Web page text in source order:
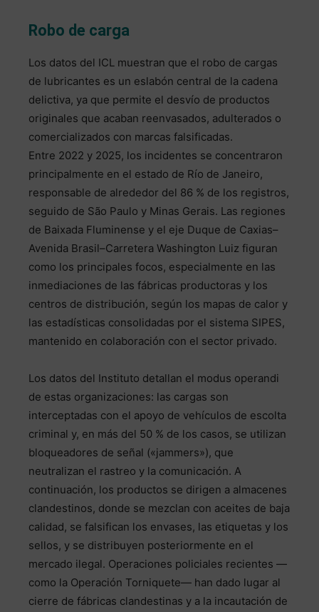
Robo de carga
Los datos del ICL muestran que el robo de cargas
de lubricantes es un eslabón central de la cadena
delictiva, ya que permite el desvío de productos
originales que acaban reenvasados, adulterados o
comercializados con marcas falsificadas.
Entre 2022 y 2025, los incidentes se concentraron
principalmente en el estado de Río de Janeiro,
responsable de alrededor del 86 % de los registros,
seguido de São Paulo y Minas Gerais. Las regiones
de Baixada Fluminense y el eje Duque de Caxias–
Avenida Brasil–Carretera Washington Luiz figuran
como los principales focos, especialmente en las
inmediaciones de las fábricas productoras y los
centros de distribución, según los mapas de calor y
las estadísticas consolidadas por el sistema SIPES,
mantenido en colaboración con el sector privado.
Los datos del Instituto detallan el modus operandi
de estas organizaciones: las cargas son
interceptadas con el apoyo de vehículos de escolta
criminal y, en más del 50 % de los casos, se utilizan
bloqueadores de señal («jammers»), que
neutralizan el rastreo y la comunicación. A
continuación, los productos se dirigen a almacenes
clandestinos, donde se mezclan con aceites de baja
calidad, se falsifican los envases, las etiquetas y los
sellos, y se distribuyen posteriormente en el
mercado ilegal. Operaciones policiales recientes —
como la Operación Torniquete— han dado lugar al
cierre de fábricas clandestinas y a la incautación de